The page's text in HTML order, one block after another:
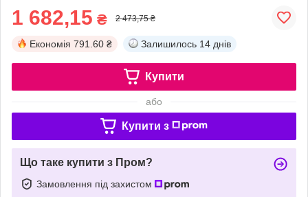
1 682,15 ₴ 2 473,75 ₴
Економія 791.60 ₴ Залишилось 14 днів
Купити
або
Купити з
Що таке купити з Пром?
Замовлення під захистом